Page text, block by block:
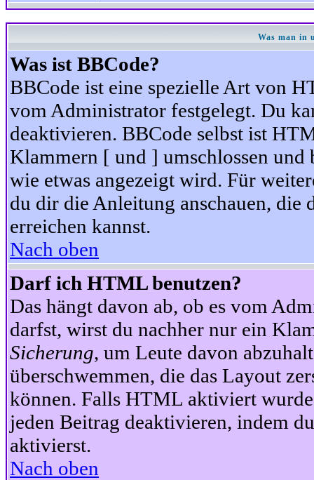
Was man in
Was ist BBCode?
BBCode ist eine spezielle Art von
vom Administrator festgelegt. Du
deaktivieren. BBCode selbst ist
Klammern [ und ] umschlossen
wie etwas angezeigt wird. Für
du dir die Anleitung anschauen, die
erreichen kannst.
Nach oben
Darf ich HTML benutzen?
Das hängt davon ab, ob es vom
darfst, wirst du nachher nur ein
Sicherung, um Leute davon
überschwemmen, die das Layout
können. Falls HTML aktiviert
jeden Beitrag deaktivieren, indem
aktivierst.
Nach oben